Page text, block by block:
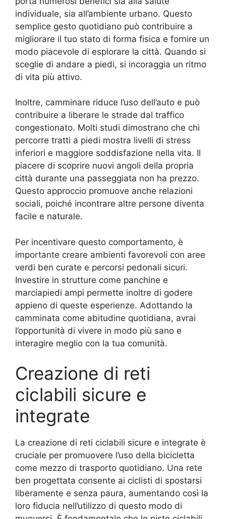
individuale, sia all’ambiente urbano. Questo
semplice gesto quotidiano può contribuire a
migliorare il tuo stato di forma fisica e fornire un
modo piacevole di esplorare la città. Quando si
sceglie di andare a piedi, si incoraggia un ritmo
di vita più attivo.
Inoltre, camminare riduce l’uso dell’auto e può
contribuire a liberare le strade dal traffico
congestionato. Molti studi dimostrano che chi
percorre tratti a piedi mostra livelli di stress
inferiori e maggiore soddisfazione nella vita. Il
piacere di scoprire nuovi angoli della propria
città durante una passeggiata non ha prezzo.
Questo approccio promuove anche relazioni
sociali, poiché incontrare altre persone diventa
facile e naturale.
Per incentivare questo comportamento, è
importante creare ambienti favorevoli con aree
verdi ben curate e percorsi pedonali sicuri.
Investire in strutture come panchine e
marciapiedi ampi permette inoltre di godere
appieno di queste esperienze. Adottando la
camminata come abitudine quotidiana, avrai
l’opportunità di vivere in modo più sano e
interagire meglio con la tua comunità.
Creazione di reti
ciclabili sicure e
integrate
La creazione di reti ciclabili sicure e integrate è
cruciale per promuovere l’uso della bicicletta
come mezzo di trasporto quotidiano. Una rete
ben progettata consente ai ciclisti di spostarsi
liberamente e senza paura, aumentando così la
loro fiducia nell’utilizzo di questo modo di